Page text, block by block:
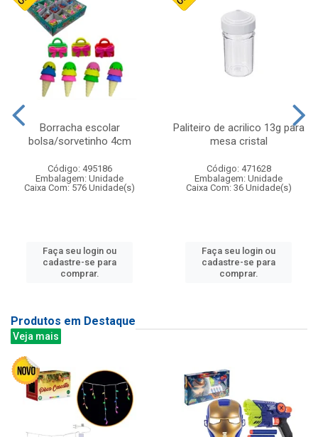
Borracha escolar
bolsa/sorvetinho 4cm
Código: 495186
Embalagem: Unidade
Caixa Com: 576 Unidade(s)
Faça seu login ou
cadastre-se para
comprar.
Paliteiro de acrilico 13g para
mesa cristal
Código: 471628
Embalagem: Unidade
Caixa Com: 36 Unidade(s)
Faça seu login ou
cadastre-se para
comprar.
Produtos em Destaque
Veja mais